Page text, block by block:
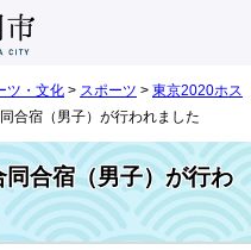
ツ・文化 > スポーツ > 東京2020ホス
合宿（男子）が行われました
合宿（男子）が行わ